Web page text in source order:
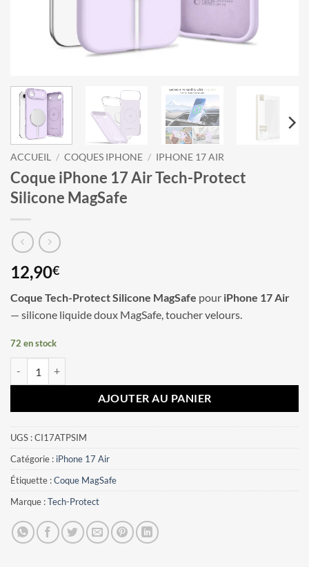
ACCUEIL / COQUES IPHONE / IPHONE 17 AIR
Coque iPhone 17 Air Tech-Protect
Silicone MagSafe
12,90€
Coque Tech-Protect Silicone MagSafe pour iPhone 17 Air
— silicone liquide doux MagSafe, toucher velours.
72 en stock
AJOUTER AU PANIER
UGS :CI17ATPSIM
Catégorie : iPhone 17 Air
Étiquette :Coque MagSafe
Marque :Tech-Protect